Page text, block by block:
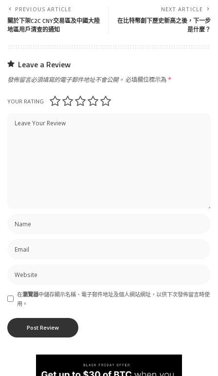
PREVIOUS ARTICLE
關於下架C2C CNY交易區及中國大陸
地區用戶清查的通知
NEXT ARTICLE
在比特幣創下歷史新高之後，下一步
是什麼？
Leave a Review
發佈留言必須填寫的電子郵件地址不會公開。 必填欄位標示為*
YOUR RATING
在瀏覽器中儲存顯示名稱、電子郵件地址及個人網站網址，以供下次發佈留言時使
用。